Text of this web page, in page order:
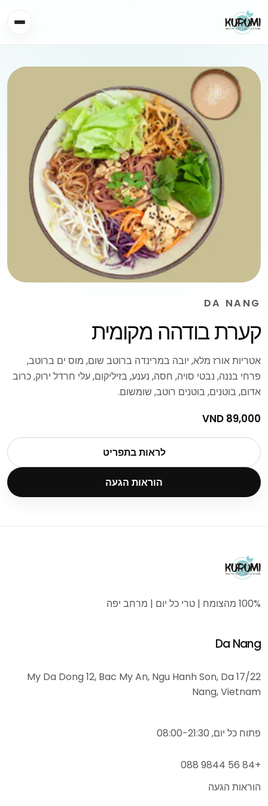
DA NANG
קערת בודהה מקומית
אטריות אורז מלא, יובה במרינדה ברוטב שום, מוס ים ברוטב,
פרחי בננה, נבטי סויה, חסה, נענע, בזיליקום, עלי חרדל ירוק, כרוב
אדום, בוטנים, בוטנים רוטב, שומשום.
89,000 VND
לראות בתפריט
הוראות הגעה
100% מהצומח | טרי כל יום | מרחב יפה
Da Nang
17/22 My Da Dong 12, Bac My An, Ngu Hanh Son, Da
Nang, Vietnam
פתוח כל יום, 08:00-21:30
+84 56 9844 088
הוראות הגעה